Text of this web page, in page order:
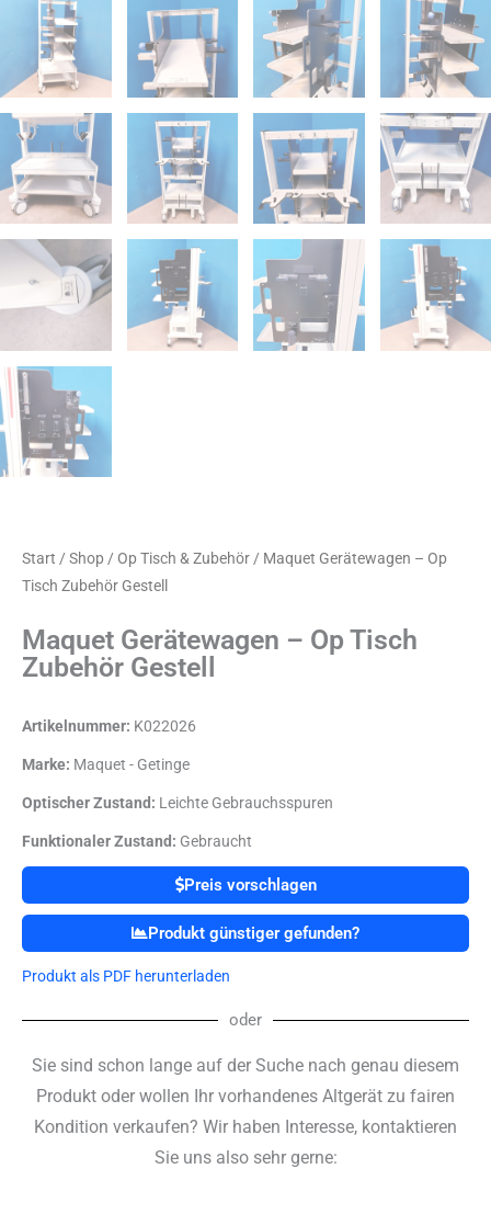
Start / Shop / Op Tisch & Zubehör / Maquet Gerätewagen – Op
Tisch Zubehör Gestell
Maquet Gerätewagen – Op Tisch
Zubehör Gestell
Artikelnummer: K022026
Marke: Maquet - Getinge
Optischer Zustand: Leichte Gebrauchsspuren
Funktionaler Zustand: Gebraucht
Preis vorschlagen
Produkt günstiger gefunden?
Produkt als PDF herunterladen
oder
Sie sind schon lange auf der Suche nach genau diesem
Produkt oder wollen Ihr vorhandenes Altgerät zu fairen
Kondition verkaufen? Wir haben Interesse, kontaktieren
Sie uns also sehr gerne: